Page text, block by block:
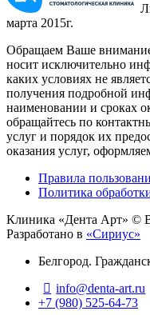
марта 2015г.
Обращаем Ваше
носит исключительно
каких условиях не
получения подробной
наименовании и сроках
обращайтесь по
услуг и порядок их
оказания услуг,
Правила
Политика
Клиника «Дента Арт» ©
Разработано в «Сириус»
Белгород.
info@denta-art.ru
+7 (980) 525-64-73